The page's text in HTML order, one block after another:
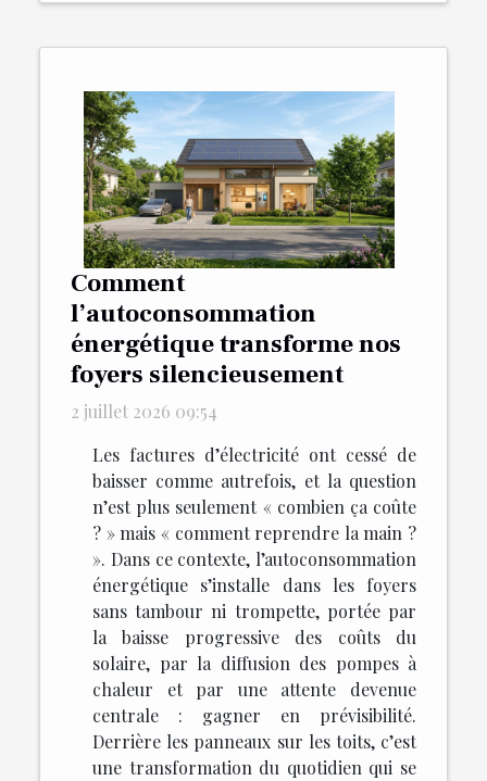
Comment
l’autoconsommation
énergétique transforme nos
foyers silencieusement
2 juillet 2026 09:54
Les factures d’électricité ont cessé de
baisser comme autrefois, et la question
n’est plus seulement « combien ça coûte
? » mais « comment reprendre la main ?
». Dans ce contexte, l’autoconsommation
énergétique s’installe dans les foyers
sans tambour ni trompette, portée par
la baisse progressive des coûts du
solaire, par la diffusion des pompes à
chaleur et par une attente devenue
centrale : gagner en prévisibilité.
Derrière les panneaux sur les toits, c’est
une transformation du quotidien qui se